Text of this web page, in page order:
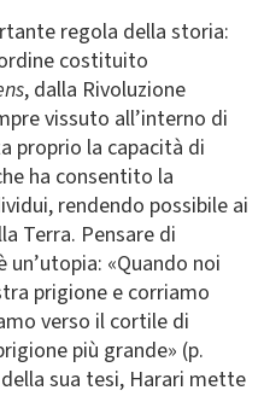
regola della storia:
costituito
, dalla Rivoluzione
vissuto all’interno di
proprio la capacità di
ha consentito la
rendendo possibile ai
Terra. Pensare di
«Quando noi
prigione e corriamo
verso il cortile di
più grande» (p.
sua tesi, Harari mette